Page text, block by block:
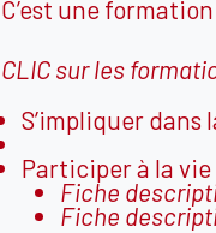
C’est une
CLIC sur les
S’impliquer dans
Participer à la vie
Fiche
Fiche